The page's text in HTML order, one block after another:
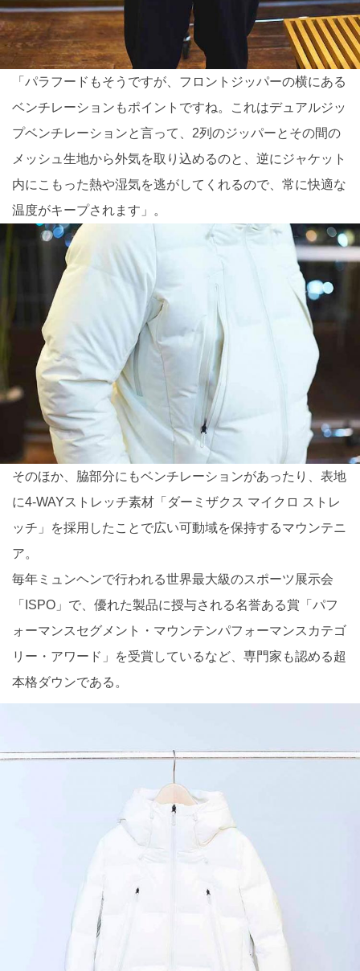
「パラフードもそうですが、フロントジッパーの横にある
ベンチレーションもポイントですね。これはデュアルジッ
プベンチレーションと言って、2列のジッパーとその間の
メッシュ生地から外気を取り込めるのと、逆にジャケット
内にこもった熱や湿気を逃がしてくれるので、常に快適な
温度がキープされます」。
そのほか、脇部分にもベンチレーションがあったり、表地
に4-WAYストレッチ素材「ダーミザクス マイクロ ストレ
ッチ」を採用したことで広い可動域を保持するマウンテニ
ア。
毎年ミュンヘンで行われる世界最大級のスポーツ展示会
「ISPO」で、優れた製品に授与される名誉ある賞「パフ
ォーマンスセグメント・マウンテンパフォーマンスカテゴ
リー・アワード」を受賞しているなど、専門家も認める超
本格ダウンである。